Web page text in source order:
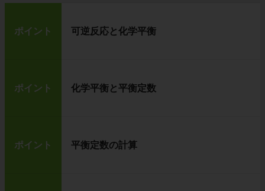
ポイント 可逆反応と化学平衡
ポイント 化学平衡と平衡定数
ポイント 平衡定数の計算